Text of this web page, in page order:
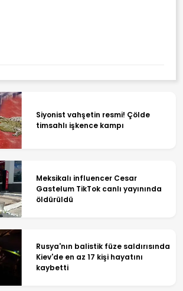
Siyonist vahşetin resmi! Çölde
timsahlı işkence kampı
Meksikalı influencer Cesar
Gastelum TikTok canlı yayınında
öldürüldü
Rusya'nın balistik füze saldırısında
Kiev'de en az 17 kişi hayatını
kaybetti